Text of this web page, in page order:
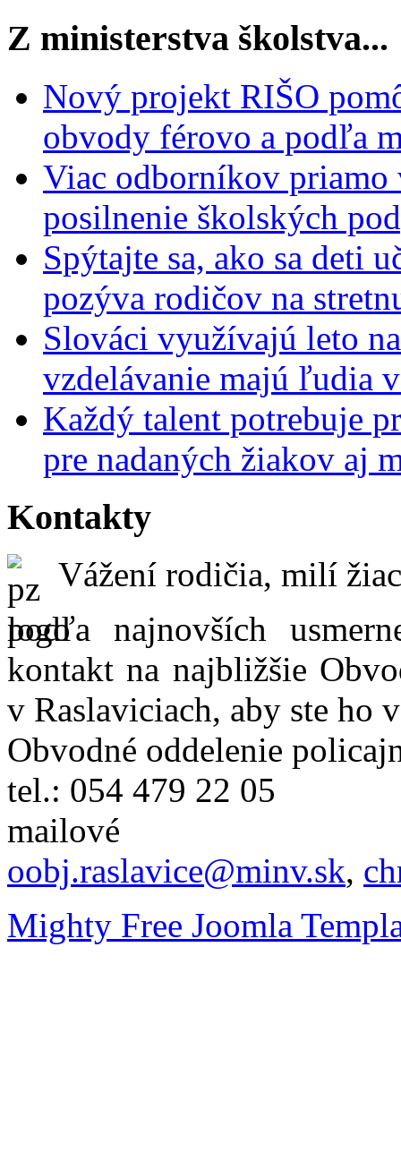
Z ministerstva školstva...
Nový projekt RIŠO
obvody férovo a podľa
Viac odborníkov priamo
posilnenie školských
Spýtajte sa, ako sa deti
pozýva rodičov na
Slováci využívajú leto
vzdelávanie majú ľudia
Každý talent potrebuje
pre nadaných žiakov aj
Kontakty
Vážení rodičia, milí
podľa najnovších
kontakt na najbližšie
v Raslaviciach, aby ste ho
Obvodné oddelenie
tel.: 054 479 22 05
oobj.raslavice@minv.sk,
Mighty Free Joomla